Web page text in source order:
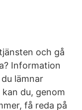
och gå
Information
lämnar
du, genom
få reda på